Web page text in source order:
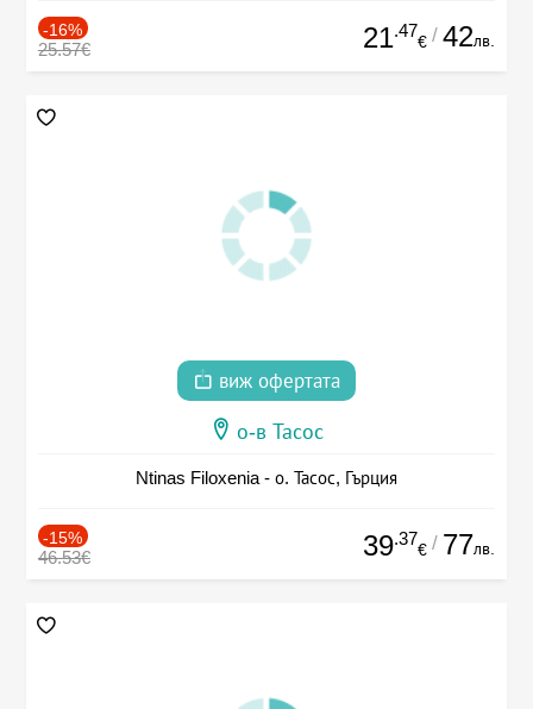
-16%
25.57€ 21.47
€ / 42лв.
виж офертата
о-в Тасос
Ntinas Filoxenia - о. Тасос, Гърция
-15%
46.53€ 39.37
€ / 77лв.